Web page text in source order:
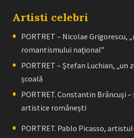
Artisti celebri
PORTRET – Nicolae Grigorescu,
romantismului naţional”
PORTRET – Ştefan Luchian, „un
școală
PORTRET. Constantin Brâncuşi
artistice româneşti
PORTRET. Pablo Picasso,